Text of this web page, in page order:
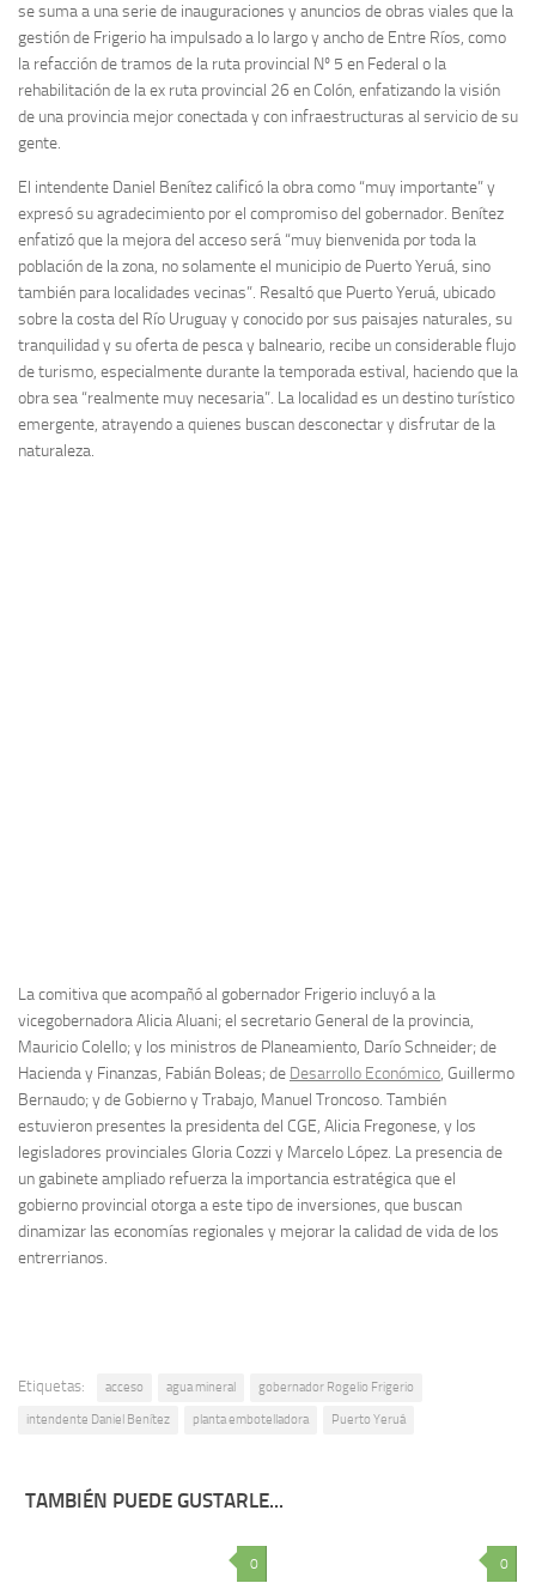
se suma a una serie de inauguraciones y anuncios de obras viales que la
gestión de Frigerio ha impulsado a lo largo y ancho de Entre Ríos, como
la refacción de tramos de la ruta provincial Nº 5 en Federal o la
rehabilitación de la ex ruta provincial 26 en Colón, enfatizando la visión
de una provincia mejor conectada y con infraestructuras al servicio de su
gente.
El intendente Daniel Benítez calificó la obra como “muy importante” y
expresó su agradecimiento por el compromiso del gobernador. Benítez
enfatizó que la mejora del acceso será “muy bienvenida por toda la
población de la zona, no solamente el municipio de Puerto Yeruá, sino
también para localidades vecinas”. Resaltó que Puerto Yeruá, ubicado
sobre la costa del Río Uruguay y conocido por sus paisajes naturales, su
tranquilidad y su oferta de pesca y balneario, recibe un considerable flujo
de turismo, especialmente durante la temporada estival, haciendo que la
obra sea “realmente muy necesaria”. La localidad es un destino turístico
emergente, atrayendo a quienes buscan desconectar y disfrutar de la
naturaleza.
La comitiva que acompañó al gobernador Frigerio incluyó a la
vicegobernadora Alicia Aluani; el secretario General de la provincia,
Mauricio Colello; y los ministros de Planeamiento, Darío Schneider; de
Hacienda y Finanzas, Fabián Boleas; de Desarrollo Económico, Guillermo
Bernaudo; y de Gobierno y Trabajo, Manuel Troncoso. También
estuvieron presentes la presidenta del CGE, Alicia Fregonese, y los
legisladores provinciales Gloria Cozzi y Marcelo López. La presencia de
un gabinete ampliado refuerza la importancia estratégica que el
gobierno provincial otorga a este tipo de inversiones, que buscan
dinamizar las economías regionales y mejorar la calidad de vida de los
entrerrianos.
Etiquetas: acceso agua mineral gobernador Rogelio Frigerio
intendente Daniel Benítez planta embotelladora Puerto Yeruá
TAMBIÉN PUEDE GUSTARLE...
0 0